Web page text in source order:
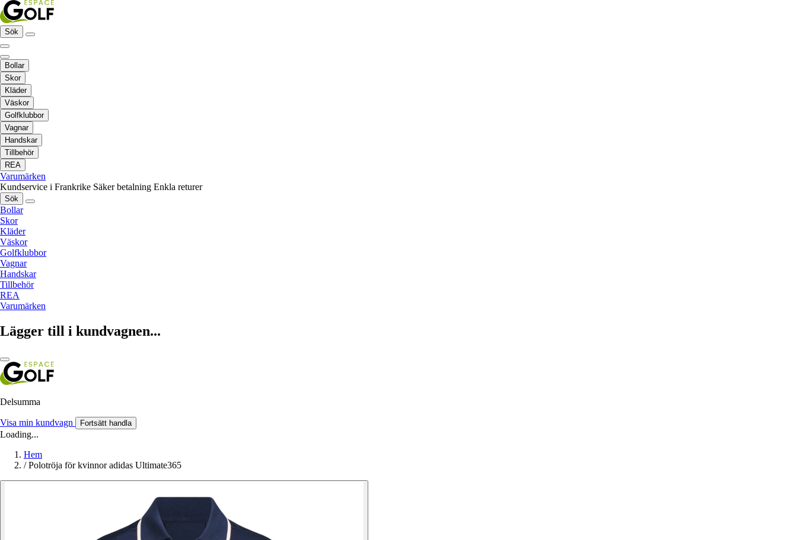
Sök
Bollar
Skor
Kläder
Väskor
Golfklubbor
Vagnar
Handskar
Tillbehör
REA
Varumärken
Kundservice i Frankrike Säker betalning Enkla returer
Sök
Bollar
Skor
Kläder
Väskor
Golfklubbor
Vagnar
Handskar
Tillbehör
REA
Varumärken
Lägger till i kundvagnen...
Delsumma
Visa min kundvagn Fortsätt handla
Loading...
Hem
/ Polotröja för kvinnor adidas Ultimate365